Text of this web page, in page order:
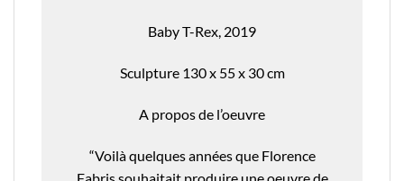
Baby T-Rex, 2019
Sculpture 130 x 55 x 30 cm
A propos de l’oeuvre
“Voilà quelques années que Florence